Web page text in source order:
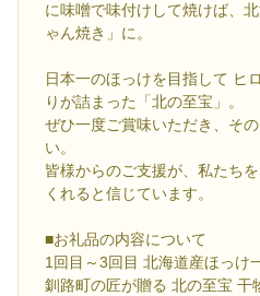
に味噌で味付けして焼けば、
ゃん焼き」に。
日本一のほっけを目指して ヒ
りが詰まった「北の至宝」。
ぜひ一度ご賞味いただき、そ
い。
皆様からのご支援が、私たち
くれると信じています。
■お礼品の内容について
1回目～3回目 北海道産ほっけ
釧路町の匠が贈る 北の至宝 干